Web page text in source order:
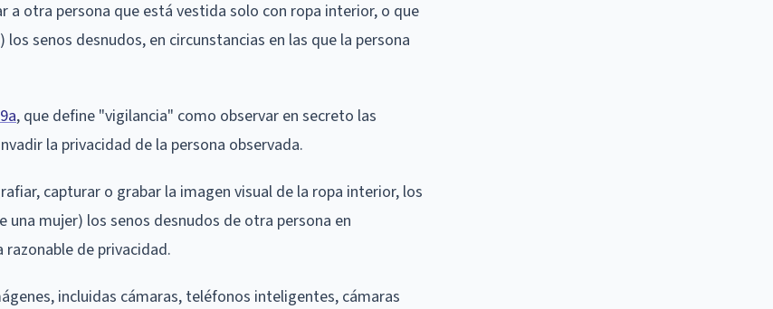
a otra persona que está vestida solo con ropa interior, o que
senos desnudos, en circunstancias en las que la persona
, que define "vigilancia" como observar en secreto las
la privacidad de la persona observada.
capturar o grabar la imagen visual de la ropa interior, los
mujer) los senos desnudos de otra persona en
de privacidad.
incluidas cámaras, teléfonos inteligentes, cámaras